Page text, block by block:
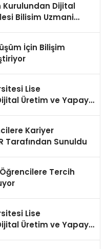
Dijital
Bilisim Uzmani
İçin Bilişim
Lise
Üretim ve Yapay
Kariyer
Tarafından Sunuldu
Öğrencilere Tercih
Lise
Üretim ve Yapay